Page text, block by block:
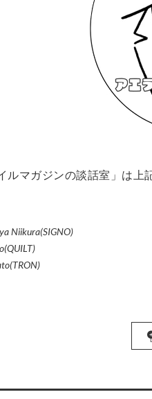
ルマガジンの談話室」は上
Niikura(SIGNO)